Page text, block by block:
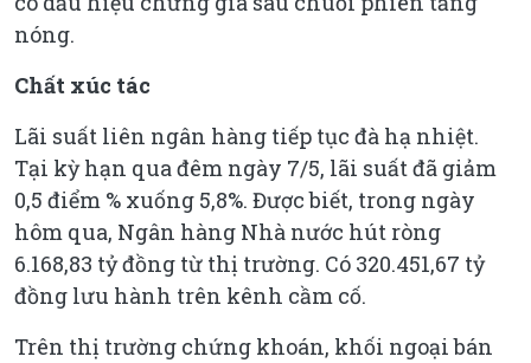
nóng.
Chất xúc tác
Lãi suất liên ngân hàng tiếp tục đà hạ nhiệt.
Tại kỳ hạn qua đêm ngày 7/5, lãi suất đã giảm
0,5 điểm % xuống 5,8%. Được biết, trong ngày
hôm qua, Ngân hàng Nhà nước hút ròng
6.168,83 tỷ đồng từ thị trường. Có 320.451,67 tỷ
đồng lưu hành trên kênh cầm cố.
Trên thị trường chứng khoán, khối ngoại bán